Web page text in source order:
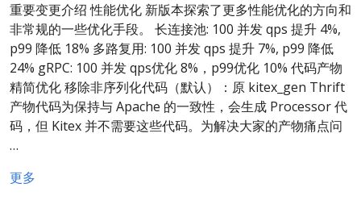
重要变更介绍 性能优化 新版本探索了更多性能优化的方向和
非常规的一些优化手段。 长连接池: 100 并发 qps 提升 4%,
p99 降低 18% 多路复用: 100 并发 qps 提升 7%, p99 降低
24% gRPC: 100 并发 qps优化 8%，p99优化 10% 代码产物
精简优化 移除非序列化代码（默认）：原 kitex_gen Thrift
产物代码为保持与 Apache 的一致性，会生成 Processor 代
码，但 Kitex 并不需要这些代码。为解决大家的产物痛点问
…
更多